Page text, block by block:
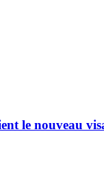
le nouveau